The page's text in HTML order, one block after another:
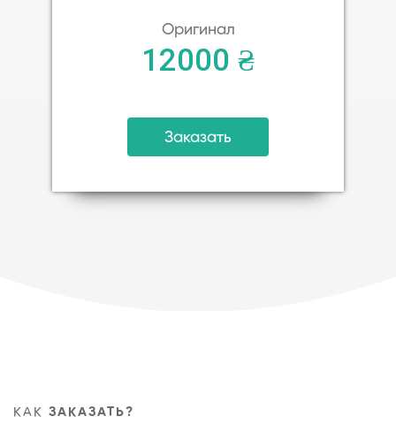
Оригинал
12000 ₴
Заказать
КАК ЗАКАЗАТЬ?